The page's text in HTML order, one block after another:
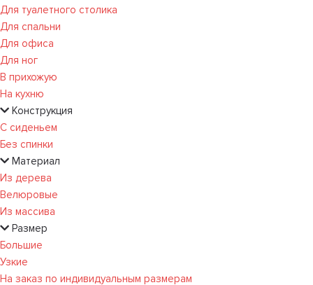
Для туалетного столика
Для спальни
Для офиса
Для ног
В прихожую
На кухню
Конструкция
С сиденьем
Без спинки
Материал
Из дерева
Велюровые
Из массива
Размер
Большие
Узкие
На заказ по индивидуальным размерам